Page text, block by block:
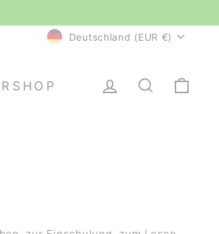
WÄHRUNG
Deutschland (EUR €)
EINLOGGEN
SUCHE